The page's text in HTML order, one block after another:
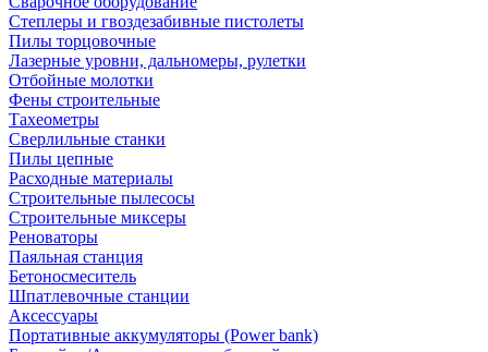
Степлеры и гвоздезабивные пистолеты
Пилы торцовочные
Лазерные уровни, дальномеры, рулетки
Отбойные молотки
Фены строительные
Тахеометры
Сверлильные станки
Пилы цепные
Расходные материалы
Строительные пылесосы
Строительные миксеры
Реноваторы
Паяльная станция
Бетоносмеситель
Шпатлевочные станции
Аксессуары
Портативные аккумуляторы (Power bank)